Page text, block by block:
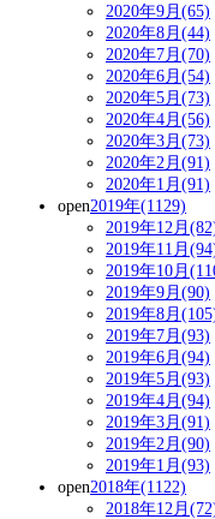
2020年9月(65)
2020年8月(44)
2020年7月(70)
2020年6月(54)
2020年5月(73)
2020年4月(56)
2020年3月(73)
2020年2月(91)
2020年1月(91)
open2019年(1129)
2019年12月
2019年11月
2019年10月
2019年9月(90)
2019年8月
2019年7月(93)
2019年6月(94)
2019年5月(93)
2019年4月(94)
2019年3月(91)
2019年2月(90)
2019年1月(93)
open2018年(1122)
2018年12月